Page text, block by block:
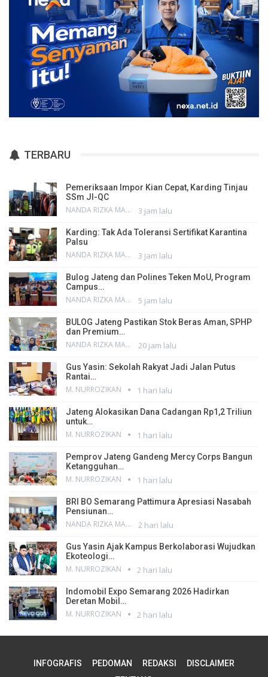
TERBARU
Pemeriksaan Impor Kian Cepat, Karding Tinjau
SSm JI-QC
NANDA RIZKA MAHENDRA 3 jam lalu
Karding: Tak Ada Toleransi Sertifikat Karantina
Palsu
NANDA RIZKA MAHENDRA 3 jam lalu
Bulog Jateng dan Polines Teken MoU, Program
Campus…
NANDA RIZKA MAHENDRA 5 jam lalu
BULOG Jateng Pastikan Stok Beras Aman, SPHP
dan Premium…
NANDA RIZKA MAHENDRA 20 jam lalu
Gus Yasin: Sekolah Rakyat Jadi Jalan Putus
Rantai…
M. NURROZIKAN 1 hari lalu
Jateng Alokasikan Dana Cadangan Rp1,2 Triliun
untuk…
M. NURROZIKAN 1 hari lalu
Pemprov Jateng Gandeng Mercy Corps Bangun
Ketangguhan…
M. NURROZIKAN 1 hari lalu
BRI BO Semarang Pattimura Apresiasi Nasabah
Pensiunan…
NANDA RIZKA MAHENDRA 2 hari lalu
Gus Yasin Ajak Kampus Berkolaborasi Wujudkan
Ekoteologi…
M. NURROZIKAN 2 hari lalu
Indomobil Expo Semarang 2026 Hadirkan
Deretan Mobil…
M. NURROZIKAN 2 hari lalu
INFOGRAFIS PEDOMAN REDAKSI
DISCLAIMER